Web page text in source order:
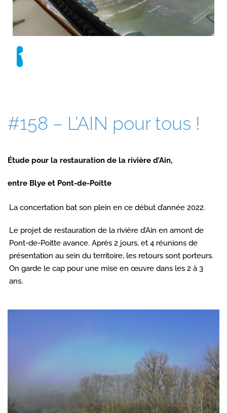
#158 – L’AIN pour tous !
Étude pour la restauration de la rivière d’Ain,
entre Blye et Pont-de-Poitte
La concertation bat son plein en ce début d’année 2022.
Le projet de restauration de la rivière d’Ain en amont de
Pont-de-Poitte avance. Après 2 jours, et 4 réunions de
présentation au sein du territoire, les retours sont porteurs.
On garde le cap pour une mise en œuvre dans les 2 à 3
ans.